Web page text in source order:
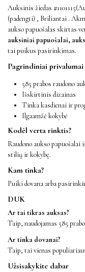
Auksinis žiedas
(padengti) , Briliantai .
aukso papuošalas skirtas
auksiniai papuošalai,
tai puikus pasirinkimas.
Pagrindiniai privalumai
585 prabos raudono
Išskirtinis dizainas
Tinka kasdienai ir
Ilgaamžė kokybė
Kodėl verta rinktis?
Raudono aukso
stilių ir kokybę.
Kam tinka?
Puiki dovana arba
DUK
Ar tai tikras auksas?
Taip, naudojamas 585
Ar tinka dovanai?
Taip, tai vienas
Užsisakykite dabar